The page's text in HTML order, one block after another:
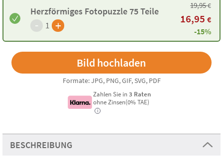
Herzförmiges Fotopuzzle 75 Teile
- 1 +
19,95€
16,95 €
-15%
Formate: JPG, PNG, GIF, SVG, PDF
Zahlen Sie in 3 Raten
ohne Zinsen(0% TAE)
i
BESCHREIBUNG